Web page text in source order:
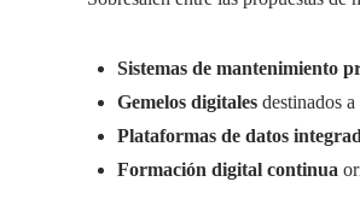
Sistemas de mantenimiento
Gemelos digitales destinados
Plataformas de datos
Formación digital continua